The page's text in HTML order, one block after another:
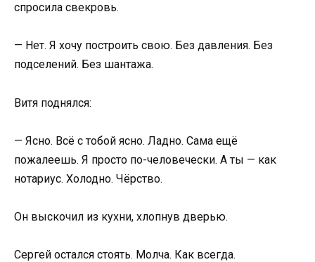
спросила свекровь.
— Нет. Я хочу построить свою. Без давления. Без
подселений. Без шантажа.
Витя поднялся:
— Ясно. Всё с тобой ясно. Ладно. Сама ещё
пожалеешь. Я просто по-человечески. А ты — как
нотариус. Холодно. Чёрствo.
Он выскочил из кухни, хлопнув дверью.
Сергей остался стоять. Молча. Как всегда.